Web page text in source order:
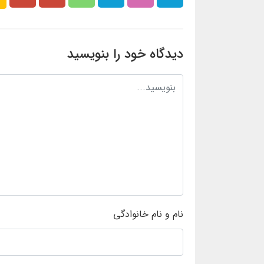
دیدگاه خود را بنویسید
نام و نام خانوادگی